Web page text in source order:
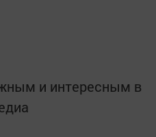
и интересным в